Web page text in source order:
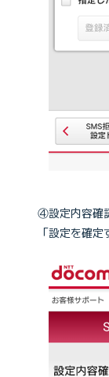
④設定内容確
「設定を確定